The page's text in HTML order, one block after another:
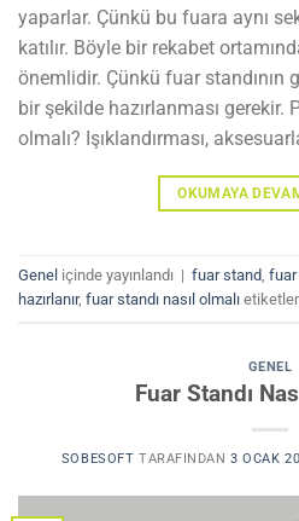
yaparlar. Çünkü bu fuara aynı
katılır. Böyle bir rekabet
önemlidir. Çünkü fuar standının
bir şekilde hazırlanması gerekir.
olmalı? Işıklandırması,
OKUMAYA
Genel içinde yayınlandı | fuar stand, fuar
hazırlanır, fuar standı nasıl olmalı
GENEL
Fuar Standı
SOBESOFT TARAFINDAN 3 OCAK